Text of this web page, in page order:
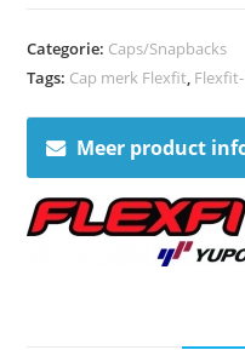
Categorie: Caps/Snapbacks
Tags: Cap merk Flexfit,
Meer product